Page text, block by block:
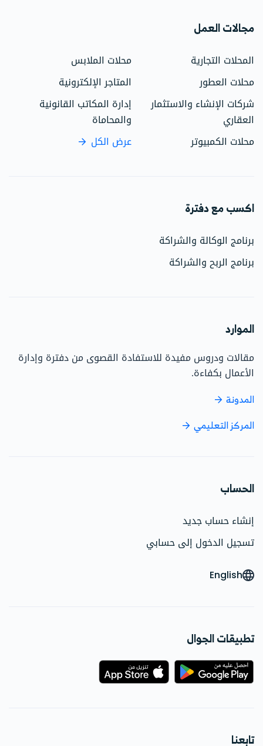
مجالات العمل
المحلات التجارية
محلات الملابس
محلات العطور
المتاجر الإلكترونية
شركات الإنشاء والاستثمار
العقاري
إدارة المكاتب القانونية
والمحاماة
محلات الكمبيوتر
عرض الكل
اكسب مع دفترة
برنامج الوكالة والشراكة
برنامج الربح والشراكة
الموارد
مقالات ودروس مفيدة للاستفادة القصوى من دفترة وإدارة
الأعمال بكفاءة.
المدونة
المركز التعليمي
الحساب
إنشاء حساب جديد
تسجيل الدخول إلى حسابي
English
تطبيقات الجوال
تابعنا